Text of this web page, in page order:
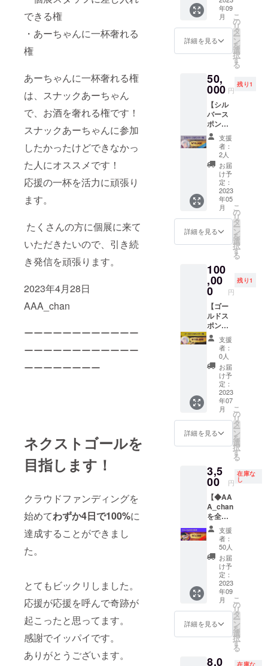
できる権
・あーちゃんに一杯奢れる
権
あーちゃんに一杯奢れる権
は、スナックあーちゃん
で、お酒を奢れる権です！
スナックあーちゃんに参加
したかったけどできなかっ
た人にオススメです！
応援の一杯を活力に頑張り
ます。
たくさんの方に個展に来て
いただきたいので、引き続
き発信を頑張ります。
2023年4月28日
AAA_chan
ーーーーーーーーーーーー
ーーーーーーーーーーーー
ーーーーーーーー
ネクストゴールを
目指します！
クラウドファンディングを
始めてわずか4日で100%に
達成することができまし
た。
とてもビックリしました。
応援が応援を呼んで奇跡が
起こったと思ってます。
感謝でイッパイです。
ありがとうございます。
ペット
の肖像
画は除
く。 詳
ださ
い。 ※
用はご
遠慮く
ださ
い。
4cm×1
2cm ※
ロゴデ
ザイン
は後日
デー
ターを
送って
くださ
い ※ご
記載が
ない場
合はシ
ステム
を通し
て確認
できる
お名前
にて対
応させ
ていた
たご支
援は会
場費用
に充て
させて
いただ
きま
す。
定3名)
IInstagr
amにあ
る作品
から1点
お選び
き、
キャン
バスパ
ネルに
いたし
ます。
Mサイ
ズ(330
㎜×330
㎜)
https://
www.in
stagra
m.com/
aaacha
n_1lust/
※送料込
作品を
選んで
いただ
いてか
ら2ヶ月
以内に
発送予
定で
す。 ※
個人用
に描い
た絵,お
よび
ペット
の肖像
画は除
く。 詳
細はお
い。※商
用利用
はご遠
慮くだ
さい。
年09
月
詳細を見る
こ
の
リ
タ
ー
ン
を
選
択
す
る
50,
000 円
残り1
【シル
バース
ポン
サー
権】
（限定3
名） ・
会期中
個展会
場内に
ご希望
のお名
前（会
社名も
可）を
掲載し
・備考
欄にご
希望の
お名前
をご記
載くだ
さい。
（15文
字目
安） ・
中サイ
ズ 約
7cm×1
5cm ※
ロゴデ
ザイン
の掲載
をご希
望の方
は後日
ターを
送って
くださ
い ※ご
記載が
ない場
合はシ
ステム
を通し
て確認
できる
お名前
にて対
応させ
ていた
だきま
す。 い
場費用
支援
者：
2人
お届
け予
定：
2023
年05
月
詳細を見る
こ
の
リ
タ
ー
ン
を
選
択
す
る
100
,00
0 円
残り1
【ゴー
ルドス
ポン
サー
権】
（限定1
名） ・
個展会
場内に
ご希望
のお名
前（会
社名も
可）を
掲載し
ます。
欄にご
希望の
お名前
をご記
載くだ
さい。
（15文
字目
安） ・
大サイ
ズ 約
15cm×
21cm ※
ロゴデ
ザイン
の掲載
をご希
ターを
支援
者：
0人
お届
け予
定：
2023
年07
月
詳細を見る
こ
の
リ
タ
ー
ン
を
選
択
す
る
3,5
00 円
在庫な
し
【◆AA
A_chan
を全力
応援！
◆】 ポ
スト
カード1
枚(ラン
ム)+お
礼の手
紙(直筆)
個展限
定販売
のポス
トカー
直筆の
支援
者：
50人
お届
け予
定：
2023
年09
月
詳細を見る
こ
の
リ
タ
ー
ン
を
選
択
す
る
8,0 在庫な